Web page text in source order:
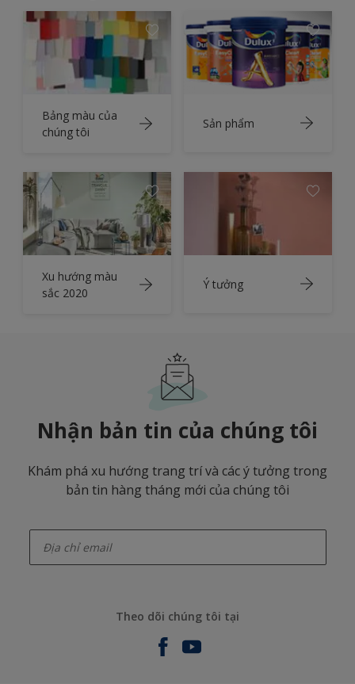
Bảng màu của
chúng tôi
Sản phẩm
Xu hướng màu
sắc 2020
Ý tưởng
Nhận bản tin của chúng tôi
Khám phá xu hướng trang trí và các ý tưởng trong
bản tin hàng tháng mới của chúng tôi
Theo dõi chúng tôi tại